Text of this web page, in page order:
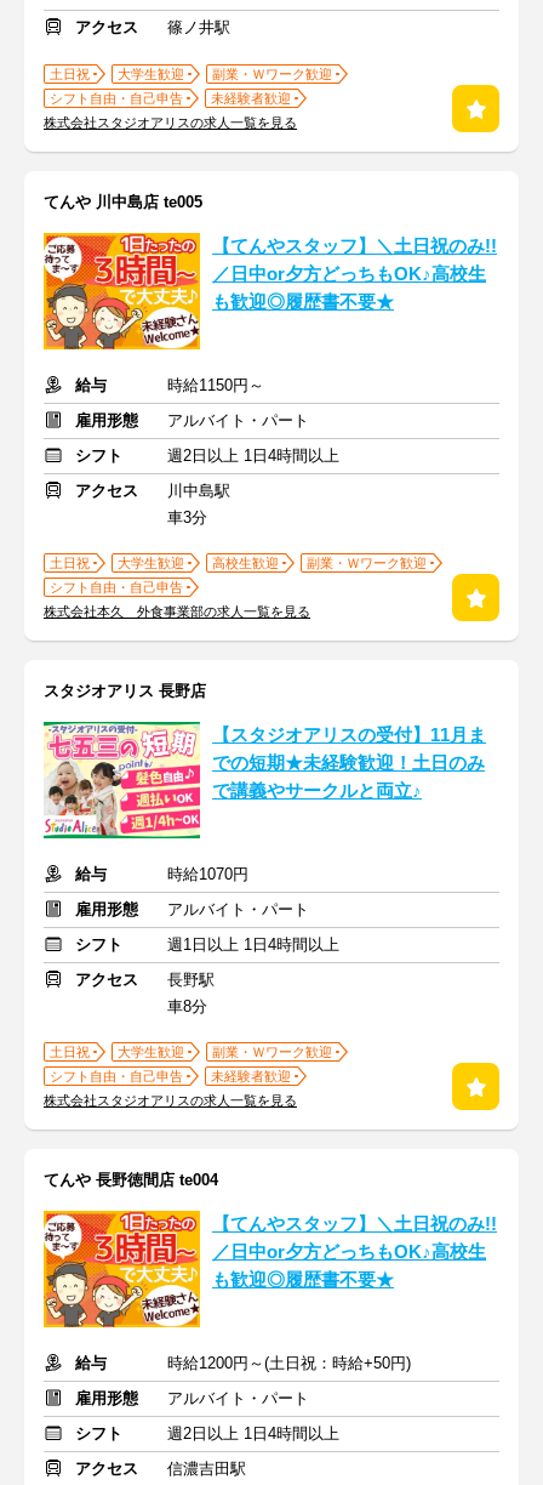
アクセス
篠ノ井駅
土日祝 大学生歓迎
副業・Ｗワーク歓迎
シフト自由・自己申告
未経験者歓迎
株式会社スタジオアリスの求人一覧を見る
てんや 川中島店 te005
【てんやスタッフ】＼土日祝のみ!!
／日中or夕方どっちもOK♪高校生
も歓迎◎履歴書不要★
給与
時給1150円～
雇用形態
アルバイト・パート
シフト
週2日以上 1日4時間以上
アクセス
川中島駅
車3分
土日祝 大学生歓迎 高校生歓迎
副業・Ｗワーク歓迎
シフト自由・自己申告
株式会社本久 外食事業部の求人一覧を見る
スタジオアリス 長野店
【スタジオアリスの受付】11月ま
での短期★未経験歓迎！土日のみ
で講義やサークルと両立♪
給与
時給1070円
雇用形態
アルバイト・パート
シフト
週1日以上 1日4時間以上
アクセス
長野駅
車8分
土日祝 大学生歓迎
副業・Ｗワーク歓迎
シフト自由・自己申告
未経験者歓迎
株式会社スタジオアリスの求人一覧を見る
てんや 長野徳間店 te004
【てんやスタッフ】＼土日祝のみ!!
／日中or夕方どっちもOK♪高校生
も歓迎◎履歴書不要★
給与
時給1200円～(土日祝：時給+50円)
雇用形態
アルバイト・パート
シフト
週2日以上 1日4時間以上
アクセス
信濃吉田駅